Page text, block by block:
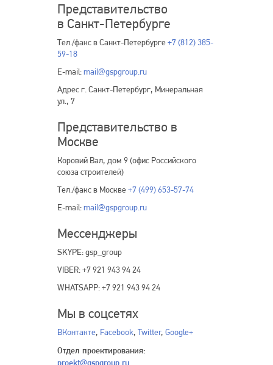
Представительство
в Санкт-Петербурге
Тел./факс в Санкт-Петербурге+7 (812) 385-
59-18
E-mail:mail@gspgroup.ru
Адрес г. Санкт-Петербург, Минеральная
ул., 7
Представительство в
Москве
Коровий Вал, дом 9 (офис Российского
союза строителей)
Тел./факс в Москве+7 (499) 653-57-74
E-mail:mail@gspgroup.ru
Мессенджеры
SKYPE: gsp_group
VIBER: +7 921 943 94 24
WHATSAPP: +7 921 943 94 24
Мы в соцсетях
ВКонтакте, Facebook, Twitter, Google+
Отдел проектирования:
proekt@gspgroup.ru